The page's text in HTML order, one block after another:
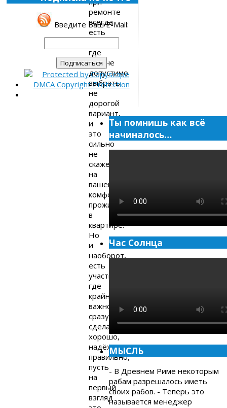
ремонте
всегда
есть
где
вполне
допустимо
выбрать
не
дорогой
вариант,
и
это
сильно
не
скажется
на
вашем
комфортном
проживании
в
квартире.
Но
и
наоборот,
есть
участки,
где
крайне
важно
сразу
сделать
хорошо,
надёжно,
правильно,
пусть
на
первый
взгляд
Введите Ваш E-Mail:
Ты помнишь как всё
начиналось…
Час Солнца
МЫСЛЬ
- В Древнем Риме некоторым
рабам разрешалось иметь
своих рабов. - Теперь это
называется менеджер